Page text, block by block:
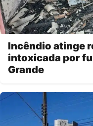
Incêndio atinge
intoxicada por
Grande